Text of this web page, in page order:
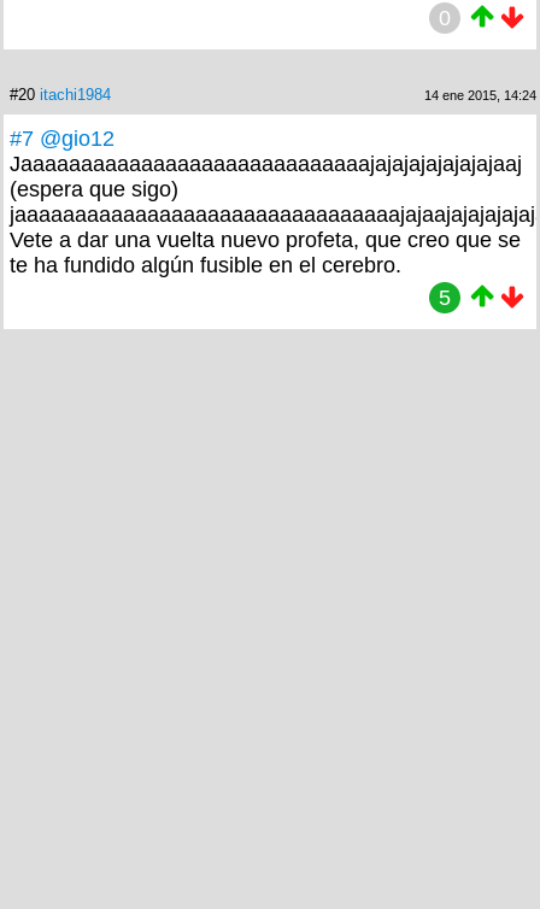
0
#20 itachi1984 14 ene 2015, 14:24
#7 @gio12
Jaaaaaaaaaaaaaaaaaaaaaaaaaaaaajajajajajajajajaaj
(espera que sigo)
Vete a dar una vuelta nuevo profeta, que creo que se
te ha fundido algún fusible en el cerebro.
5